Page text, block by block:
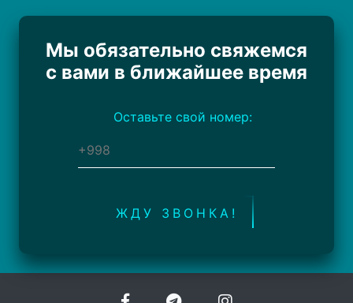
Мы обязательно свяжемся
с вами в ближайшее время
Оставьте свой номер:
ЖДУ ЗВОНКА!